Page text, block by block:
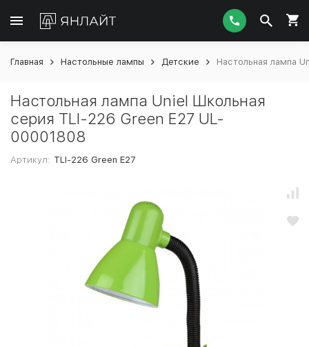
Главная Настольные лампы Детские Настольная лампа
Настольная лампа Uniel Школьная
серия TLI-226 Green E27 UL-
00001808
Артикул: TLI-226 Green E27